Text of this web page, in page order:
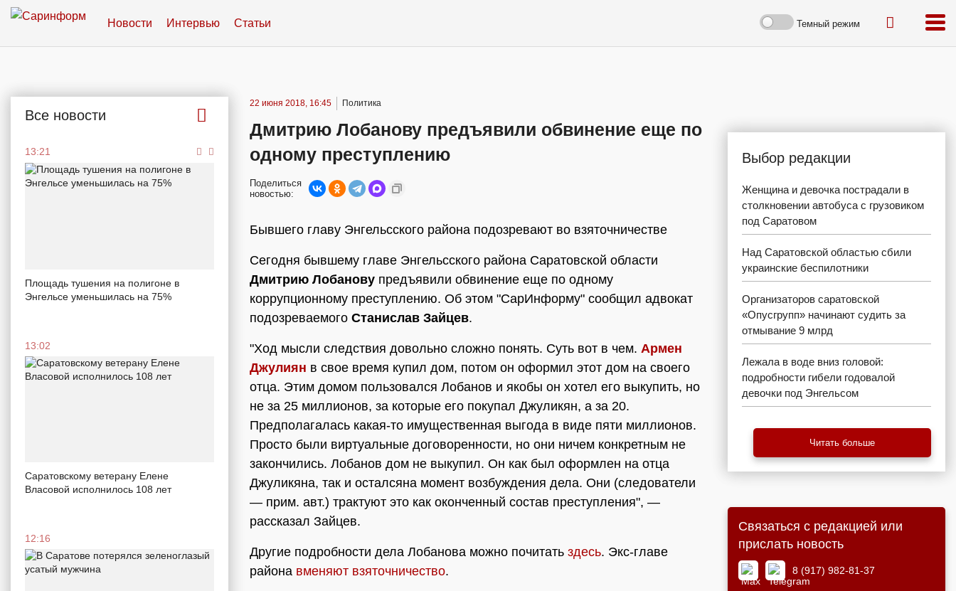
Новости Интервью Статьи Темный режим
Все новости
13:21
Площадь тушения на полигоне в
Энгельсе уменьшилась на 75%
13:02
Саратовскому ветерану Елене
Власовой исполнилось 108 лет
12:16
22 июня 2018, 16:45 Политика
Дмитрию Лобанову предъявили обвинение еще по
одному преступлению
Поделиться
новостью:
Бывшего главу Энгельсского района подозревают во взяточничестве
Сегодня бывшему главе Энгельсского района Саратовской области
Дмитрию Лобанову предъявили обвинение еще по одному
коррупционному преступлению. Об этом "СарИнформу" сообщил адвокат
подозреваемого Станислав Зайцев.
"Ход мысли следствия довольно сложно понять. Суть вот в чем. Армен
Джулиян в свое время купил дом, потом он оформил этот дом на своего
отца. Этим домом пользовался Лобанов и якобы он хотел его выкупить, но
не за 25 миллионов, за которые его покупал Джуликян, а за 20.
Предполагалась какая-то имущественная выгода в виде пяти миллионов.
Просто были виртуальные договоренности, но они ничем конкретным не
закончились. Лобанов дом не выкупил. Он как был оформлен на отца
Джуликяна, так и осталсяна момент возбуждения дела. Они (следователи
— прим. авт.) трактуют это как оконченный состав преступления", —
рассказал Зайцев.
Другие подробности дела Лобанова можно почитать здесь. Экс-главе
района вменяют взяточничество.
Выбор редакции
Женщина и девочка пострадали в
столкновении автобуса с грузовиком
под Саратовом
Над Саратовской областью сбили
украинские беспилотники
Организаторов саратовской
«Опусгрупп» начинают судить за
отмывание 9 млрд
Лежала в воде вниз головой:
подробности гибели годовалой
девочки под Энгельсом
Читать больше
Связаться с редакцией или
прислать новость
8 (917) 982-81-37